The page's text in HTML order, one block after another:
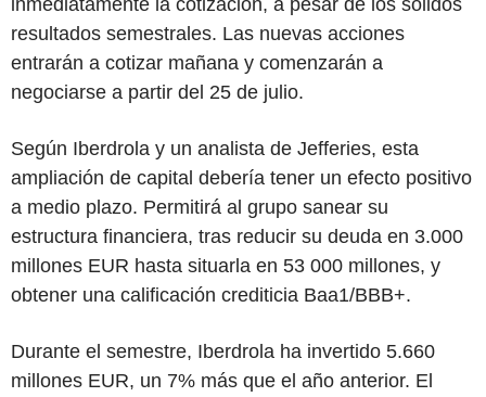
resultados semestrales. Las nuevas acciones
entrarán a cotizar mañana y comenzarán a
negociarse a partir del 25 de julio.
Según Iberdrola y un analista de Jefferies, esta
ampliación de capital debería tener un efecto positivo
a medio plazo. Permitirá al grupo sanear su
estructura financiera, tras reducir su deuda en 3.000
millones EUR hasta situarla en 53 000 millones, y
obtener una calificación crediticia Baa1/BBB+.
Durante el semestre, Iberdrola ha invertido 5.660
millones EUR, un 7% más que el año anterior. El